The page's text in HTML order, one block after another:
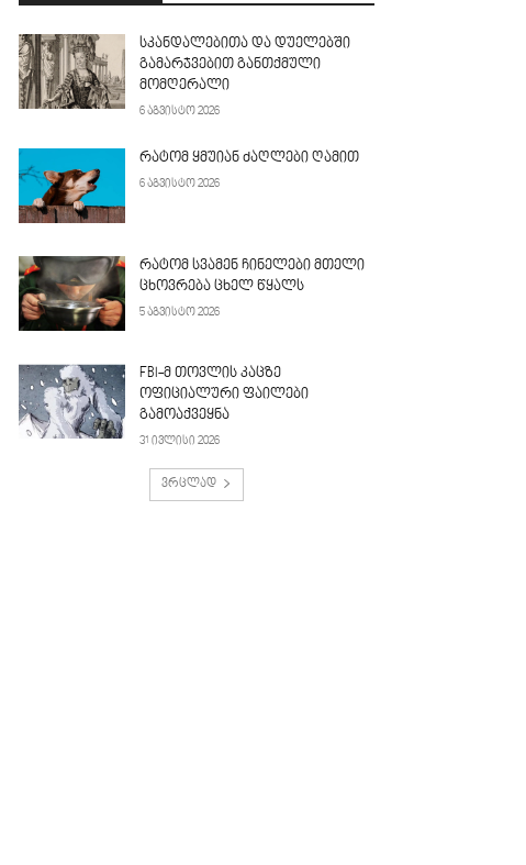
სკანდალებითა და დუელებში
გამარჯვებით განთქმული
მომღერალი
6 აგვისტო 2026
რატომ ყმუიან ძაღლები ღამით
6 აგვისტო 2026
რატომ სვამენ ჩინელები მთელი
ცხოვრება ცხელ წყალს
5 აგვისტო 2026
FBI-მ თოვლის კაცზე
ოფიციალური ფაილები
გამოაქვეყნა
31 ივლისი 2026
ვრცლად